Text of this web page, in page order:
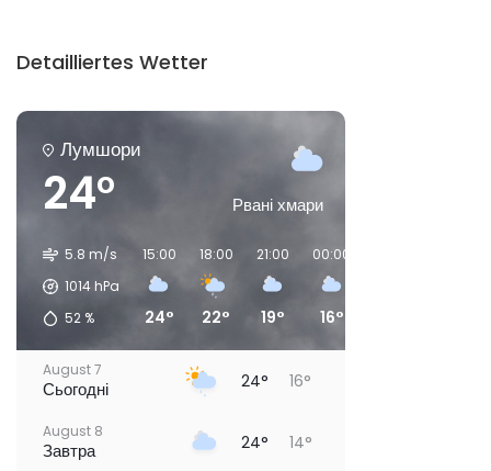
Detailliertes Wetter
Лумшори
24° Рвані хмари
5.8 m/s
1014hPa
52 %
15:00
24°
18:00
22°
21:00
19°
00:00
16°
August 7
Сьогодні 24° 16°
August 8
Завтра 24° 14°